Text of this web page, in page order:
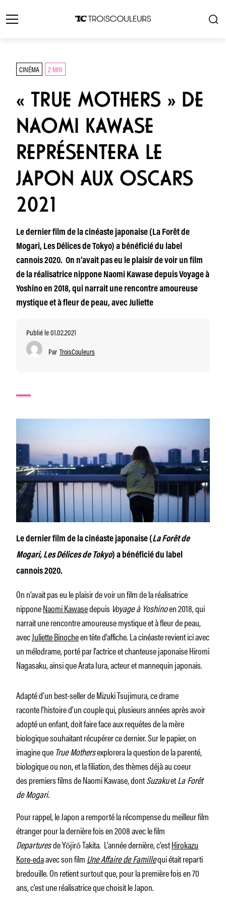
CINÉMA 2 MIN
« TRUE MOTHERS » DE
NAOMI KAWASE
REPRÉSENTERA LE
JAPON AUX OSCARS
2021
Le dernier film de la cinéaste japonaise (La Forêt de
Mogari, Les Délices de Tokyo) a bénéficié du label
cannois 2020. On n’avait pas eu le plaisir de voir un film
de la réalisatrice nippone Naomi Kawase depuis Voyage à
Yoshino en 2018, qui narrait une rencontre amoureuse
mystique et à fleur de peau, avec Juliette
Publié le 01.02.2021
Par TroisCouleurs
Le dernier film de la cinéaste japonaise (La Forêt de
Mogari, Les Délices de Tokyo) a bénéficié du label
cannois 2020.
On n’avait pas eu le plaisir de voir un film de la réalisatrice
nipponeNaomi Kawasedepuis Voyage à Yoshinoen 2018, qui
narrait une rencontre amoureuse mystique et à fleur de peau,
avecJuliette Binocheen tête d’affiche. La cinéaste revient ici avec
un mélodrame, porté par l’actrice et chanteuse japonaise Hiromi
Nagasaku, ainsi que Arata Iura, acteur et mannequin japonais.
Adapté d’un best-seller de Mizuki Tsujimura, ce drame
raconte l’histoire d’un couple qui, plusieurs années après avoir
adopté un enfant, doit faire face aux requêtes de la mère
biologique souhaitant récupérer ce dernier. Sur le papier, on
imagine que True Mothersexplorera la question de la parenté,
biologique ou non, et la filiation, des thèmes déjà au coeur
des premiers films de Naomi Kawase, dontSuzakuetLa Forêt
de Mogari.
Pour rappel, le Japon a remporté la récompense du meilleur film
étranger pour la dernière fois en 2008 avec le film
Departuresde Yōjirō Takita. L’année dernière, c’estHirokazu
Kore-edaavec son filmUne Affaire de Famillequi était reparti
bredouille. On retient surtout que, pour la première fois en 70
ans, c’est une réalisatrice que choisit le Japon.